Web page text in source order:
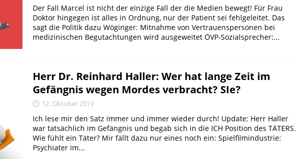
Der Fall Marcel ist nicht der einzige Fall der die Medien bewegt! Für Frau
Doktor hingegen ist alles in Ordnung, nur der Patient sei fehlgeleitet. Das
sagt die Politik dazu Wöginger: Mitnahme von Vertrauenspersonen bei
medizinischen Begutachtungen wird ausgeweitet ÖVP-Sozialsprecher:...
Herr Dr. Reinhard Haller: Wer hat lange Zeit im
Gefängnis wegen Mordes verbracht? SIe?
12. Oktober 2019
Ich lese mir den Satz immer und immer wieder durch! Update: Herr Haller
war tatsächlich im Gefängnis und begab sich in die ICH Position des TÄTERS.
Wie fühlt ein Täter? Mir fällt dazu nur eines noch ein: Spielfilmindustrie:
Psychiater im...